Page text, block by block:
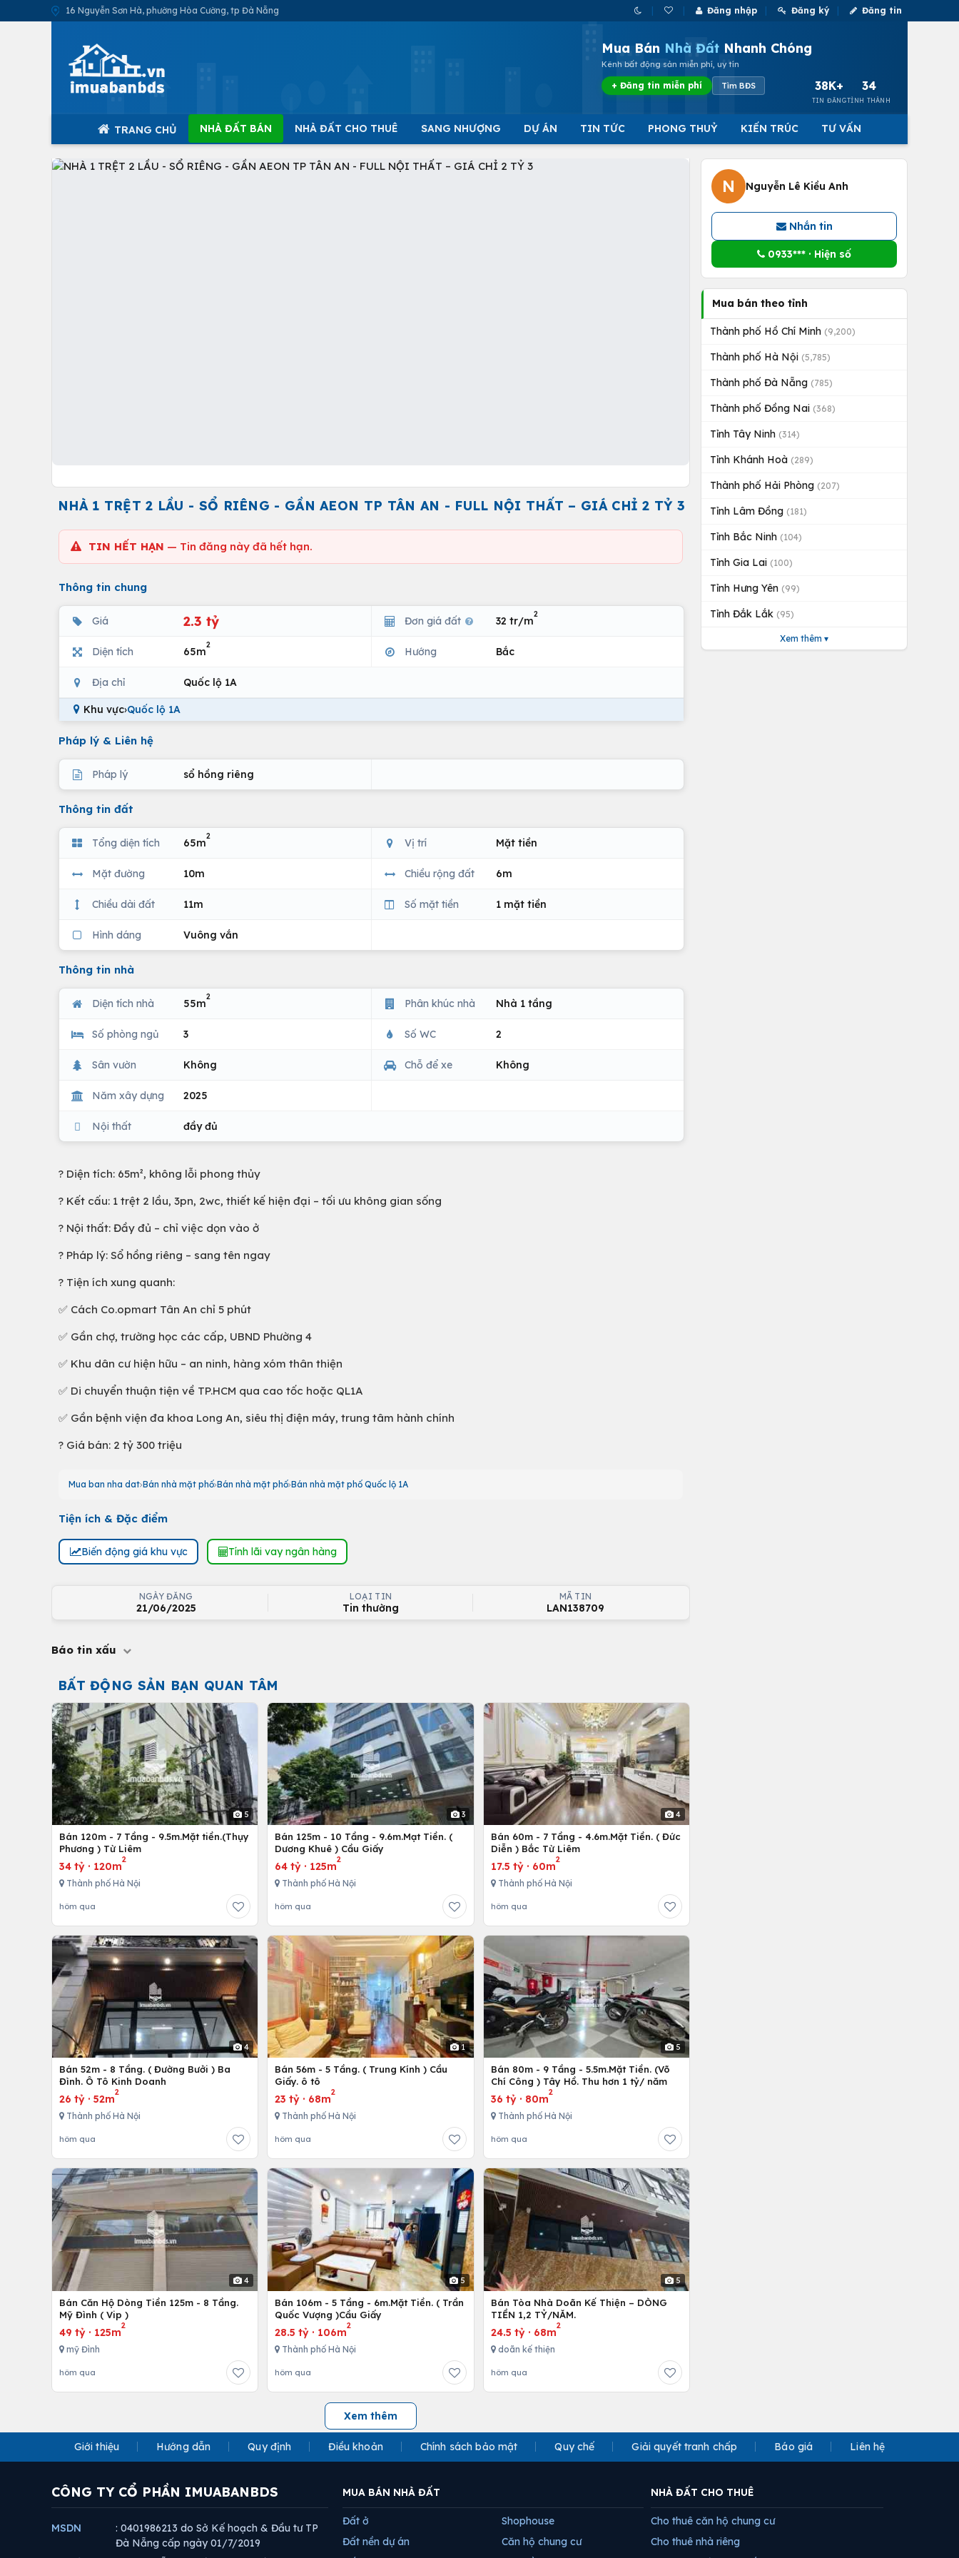
16 Nguyễn Sơn Hà, phường Hòa Cường, tp Đà Nẵng Đăng nhập Đăng ký Đăng tin
Mua Bán Nhà Đất Nhanh Chóng
Kênh bất động sản miễn phí, uy tín
+ Đăng tin miễn phí Tìm BĐS 38K+
TIN ĐĂNG
34
TỈNH THÀNH
TRANG CHỦ NHÀ ĐẤT BÁN NHÀ ĐẤT CHO THUÊ SANG NHƯỢNG DỰ ÁN TIN TỨC PHONG THUỶ KIẾN TRÚC TƯ VẤN
NHÀ 1 TRỆT 2 LẦU - SỔ RIÊNG - GẦN AEON TP TÂN AN - FULL NỘI THẤT – GIÁ CHỈ 2 TỶ 3
TIN HẾT HẠN — Tin đăng này đã hết hạn.
Thông tin chung
Giá 2.3 tỷ Đơn giá đất 32 tr/m
2
Diện tích 65m
2
Hướng Bắc
Địa chỉ Quốc lộ 1A
Khu vực›Quốc lộ 1A
Pháp lý & Liên hệ
Pháp lý sổ hồng riêng
Thông tin đất
Tổng diện tích 65m
2
Vị trí Mặt tiền
Mặt đường 10m Chiều rộng đất 6m
Chiều dài đất 11m Số mặt tiền 1 mặt tiền
Hình dáng Vuông vắn
Thông tin nhà
Diện tích nhà 55m
2
Phân khúc nhà Nhà 1 tầng
Số phòng ngủ 3 Số WC 2
Sân vườn Không Chỗ để xe Không
Năm xây dựng 2025
Nội thất đầy đủ
? Diện tích: 65m², không lỗi phong thủy
? Kết cấu: 1 trệt 2 lầu, 3pn, 2wc, thiết kế hiện đại – tối ưu không gian sống
?️ Nội thất: Đầy đủ – chỉ việc dọn vào ở
? Pháp lý: Sổ hồng riêng – sang tên ngay
? Tiện ích xung quanh:
✅ Cách Co.opmart Tân An chỉ 5 phút
✅ Gần chợ, trường học các cấp, UBND Phường 4
✅ Khu dân cư hiện hữu – an ninh, hàng xóm thân thiện
✅ Di chuyển thuận tiện về TP.HCM qua cao tốc hoặc QL1A
✅ Gần bệnh viện đa khoa Long An, siêu thị điện máy, trung tâm hành chính
? Giá bán: 2 tỷ 300 triệu
Mua ban nha dat Bán nhà mặt phố Bán nhà mặt phố Bán nhà mặt phố Quốc lộ 1A
Tiện ích & Đặc điểm
Biến động giá khu vực Tính lãi vay ngân hàng
NGÀY ĐĂNG
21/06/2025
LOẠI TIN
Tin thường
MÃ TIN
LAN138709
Báo tin xấu
BẤT ĐỘNG SẢN BẠN QUAN TÂM
5
Bán 120m - 7 Tầng - 9.5m.Mặt tiền.(Thụy
Phương ) Từ Liêm
34 tỷ · 120m
2
Thành phố Hà Nội
hôm qua
3
Bán 125m - 10 Tầng - 9.6m.Mạt Tiền. (
Dương Khuê ) Cầu Giấy
64 tỷ · 125m
2
Thành phố Hà Nội
hôm qua
4
Bán 60m - 7 Tầng - 4.6m.Mặt Tiền. ( Đức
Diễn ) Bắc Từ Liêm
17.5 tỷ· 60m
2
Thành phố Hà Nội
hôm qua
4
Bán 52m - 8 Tầng. ( Đường Bưởi ) Ba
Đình. Ô Tô Kinh Doanh
26 tỷ · 52m
2
Thành phố Hà Nội
hôm qua
1
Bán 56m - 5 Tầng. ( Trung Kính ) Cầu
Giấy. ô tô
23 tỷ · 68m
2
Thành phố Hà Nội
hôm qua
5
Bán 80m - 9 Tầng - 5.5m.Mặt Tiền. (Võ
Chí Công ) Tây Hồ. Thu hơn 1 tỷ/ năm
36 tỷ· 80m
2
Thành phố Hà Nội
hôm qua
4
Bán Căn Hộ Dòng Tiền 125m - 8 Tầng.
Mỹ Đình ( Vip )
49 tỷ · 125m
2
mỹ Đình
hôm qua
5
Bán 106m - 5 Tầng - 6m.Mặt Tiền. ( Trần
Quốc Vượng )Cầu Giấy
28.5 tỷ · 106m
2
Thành phố Hà Nội
hôm qua
5
Bán Tòa Nhà Doãn Kế Thiện – DÒNG
TIỀN 1,2 TỶ/NĂM.
24.5 tỷ· 68m
2
doãn kế thiện
hôm qua
Xem thêm
N Nguyễn Lê Kiều Anh
Nhắn tin
0933*** · Hiện số
Mua bán theo tỉnh
Thành phố Hồ Chí Minh (9,200)
Thành phố Hà Nội (5,785)
Thành phố Đà Nẵng (785)
Thành phố Đồng Nai (368)
Tỉnh Tây Ninh (314)
Tỉnh Khánh Hoà (289)
Thành phố Hải Phòng (207)
Tỉnh Lâm Đồng (181)
Tỉnh Bắc Ninh (104)
Tỉnh Gia Lai (100)
Tỉnh Hưng Yên (99)
Tỉnh Đắk Lắk (95)
Xem thêm ▾
Giới thiệu Hướng dẫn Quy định Điều khoản Chính sách bảo mật Quy chế Giải quyết tranh chấp Báo giá Liên hệ
CÔNG TY CỔ PHẦN IMUABANBDS
MSDN
: 0401986213 do Sở Kế hoạch & Đầu tư TP
Đà Nẵng cấp ngày 01/7/2019
MUA BÁN NHÀ ĐẤT
Đất ở
Đất nền dự án
Shophouse
Căn hộ chung cư
NHÀ ĐẤT CHO THUÊ
Cho thuê căn hộ chung cư
Cho thuê nhà riêng